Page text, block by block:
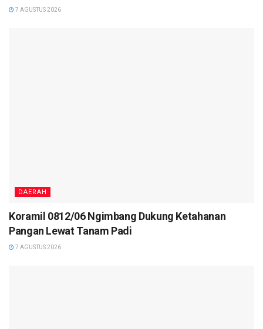
7 AGUSTUS 2026
DAERAH
Koramil 0812/06 Ngimbang Dukung Ketahanan
Pangan Lewat Tanam Padi
7 AGUSTUS 2026